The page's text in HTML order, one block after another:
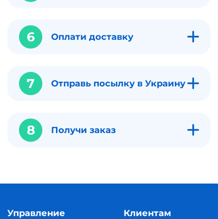
6 Оплати доставку
7 Отправь посылку в Украину
8 Получи заказ
Управление
Клиентам